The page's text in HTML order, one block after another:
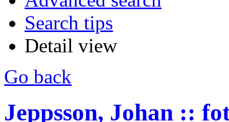
Search tips
Detail view
Go back
Jeppsson, Johan ::